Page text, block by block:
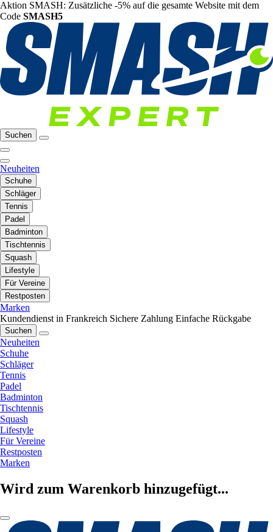
Aktion SMASH: Zusätzliche -5% auf die gesamte Website mit dem
Code SMASH5
Suchen
Neuheiten
Schuhe
Schläger
Tennis
Padel
Badminton
Tischtennis
Squash
Lifestyle
Für Vereine
Restposten
Marken
Kundendienst in Frankreich Sichere Zahlung Einfache Rückgabe
Suchen
Neuheiten
Schuhe
Schläger
Tennis
Padel
Badminton
Tischtennis
Squash
Lifestyle
Für Vereine
Restposten
Marken
Wird zum Warenkorb hinzugefügt...